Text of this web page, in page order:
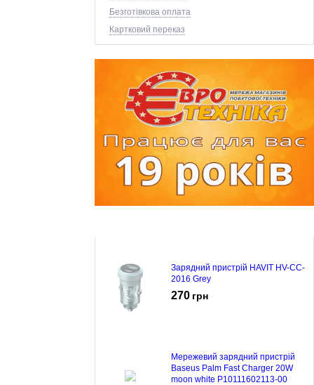
Безготівкова оплата
Картковий переказ
Зарядний пристрій HAVIT HV-CC-
2016 Grey
270 грн
Мережевий зарядний пристрій
Baseus Palm Fast Charger 20W
moon white P10111602113-00